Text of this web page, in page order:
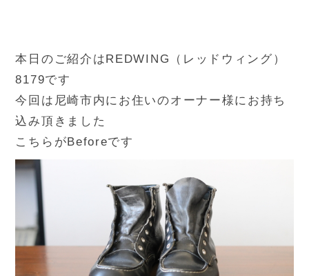
本日のご紹介はREDWING（レッドウィング）
8179です
今回は尼崎市内にお住いのオーナー様にお持ち
込み頂きました
こちらがBeforeです